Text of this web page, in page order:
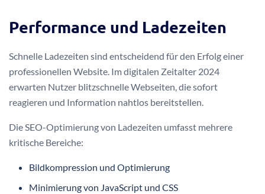
Performance und Ladezeiten
Schnelle Ladezeiten sind entscheidend für den Erfolg einer
professionellen Website. Im digitalen Zeitalter 2024
erwarten Nutzer blitzschnelle Webseiten, die sofort
reagieren und Information nahtlos bereitstellen.
Die SEO-Optimierung von Ladezeiten umfasst mehrere
kritische Bereiche:
Bildkompression und Optimierung
Minimierung von JavaScript und CSS